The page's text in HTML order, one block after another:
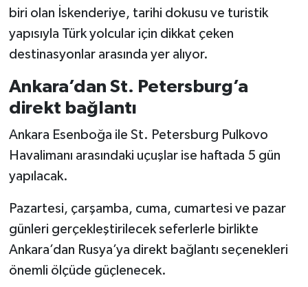
biri olan İskenderiye, tarihi dokusu ve turistik
yapısıyla Türk yolcular için dikkat çeken
destinasyonlar arasında yer alıyor.
Ankara’dan St. Petersburg’a
direkt bağlantı
Ankara Esenboğa ile St. Petersburg Pulkovo
Havalimanı arasındaki uçuşlar ise haftada 5 gün
yapılacak.
Pazartesi, çarşamba, cuma, cumartesi ve pazar
günleri gerçekleştirilecek seferlerle birlikte
Ankara’dan Rusya’ya direkt bağlantı seçenekleri
önemli ölçüde güçlenecek.